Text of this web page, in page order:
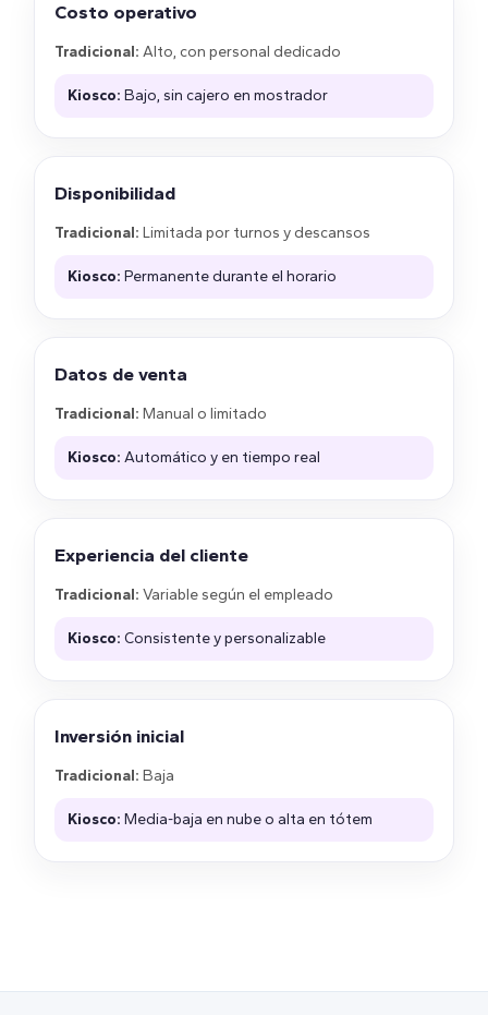
Costo operativo
Tradicional: Alto, con personal dedicado
Kiosco: Bajo, sin cajero en mostrador
Disponibilidad
Tradicional: Limitada por turnos y descansos
Kiosco: Permanente durante el horario
Datos de venta
Tradicional: Manual o limitado
Kiosco: Automático y en tiempo real
Experiencia del cliente
Tradicional: Variable según el empleado
Kiosco: Consistente y personalizable
Inversión inicial
Tradicional: Baja
Kiosco: Media-baja en nube o alta en tótem